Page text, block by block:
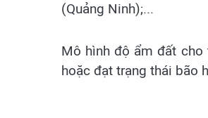
(Quảng Ninh);...
Mô hình độ ẩm đất cho
hoặc đạt trạng thái bão